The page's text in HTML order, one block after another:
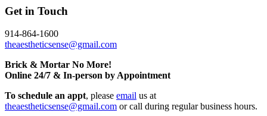
Get in Touch
914-864-1600
theaestheticsense@gmail.com
Brick & Mortar No More!
Online 24/7 & In-person by Appointment
To schedule an appt, please email us at
theaestheticsense@gmail.com or call during regular business hours.